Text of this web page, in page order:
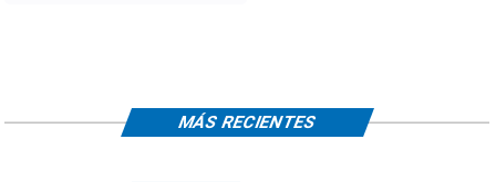
MÁS RECIENTES